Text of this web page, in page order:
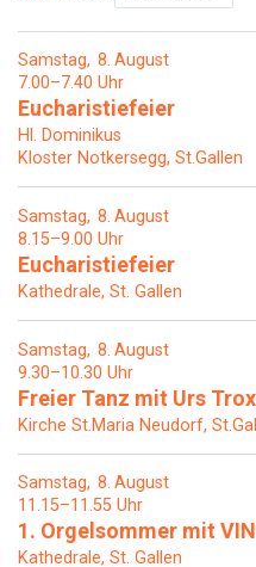
Samstag 8 August
7.00–7.40 Uhr
Eucharistiefeier
Hl. Dominikus
Kloster Notkersegg, St.Gallen
Samstag 8 August
8.15–9.00 Uhr
Eucharistiefeier
Kathedrale, St. Gallen
Samstag 8 August
9.30–10.30 Uhr
Freier Tanz mit Urs
Kirche St.Maria Neudorf,
Samstag 8 August
11.15–11.55 Uhr
1. Orgelsommer mit
Kathedrale, St. Gallen